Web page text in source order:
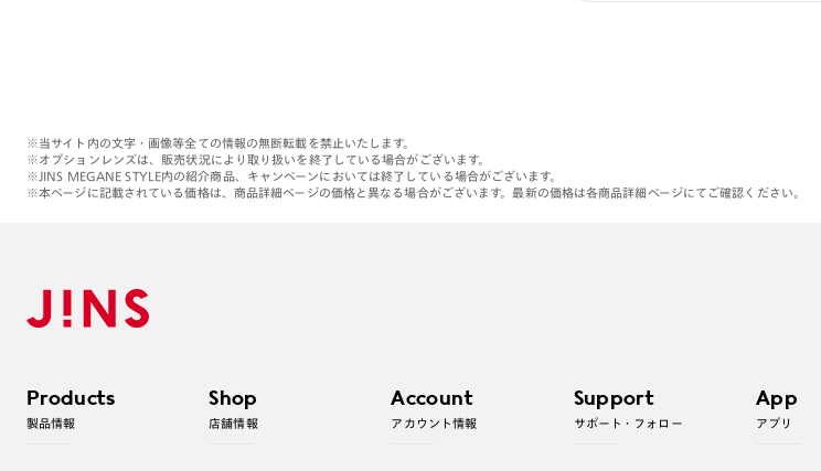
※当サイト内の文字・画像等全ての情報の無断転載を禁止いたします。
※オプションレンズは、販売状況により取り扱いを終了している場合がございます。
※JINS MEGANE STYLE内の紹介商品、キャンペーンにおいては終了している場合がございます。
※本ページに記載されている価格は、商品詳細ページの価格と異なる場合がございます。最新の価格は各商品詳細ページにてご確認ください。
Products
製品情報
Shop
店舗情報
Account
アカウント情報
Support
サポート・フォロー
App
アプリ